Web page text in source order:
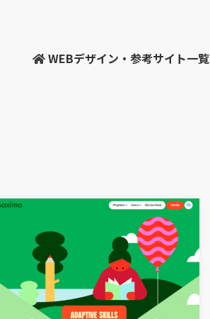
WEBデザイン・参考サイト一覧